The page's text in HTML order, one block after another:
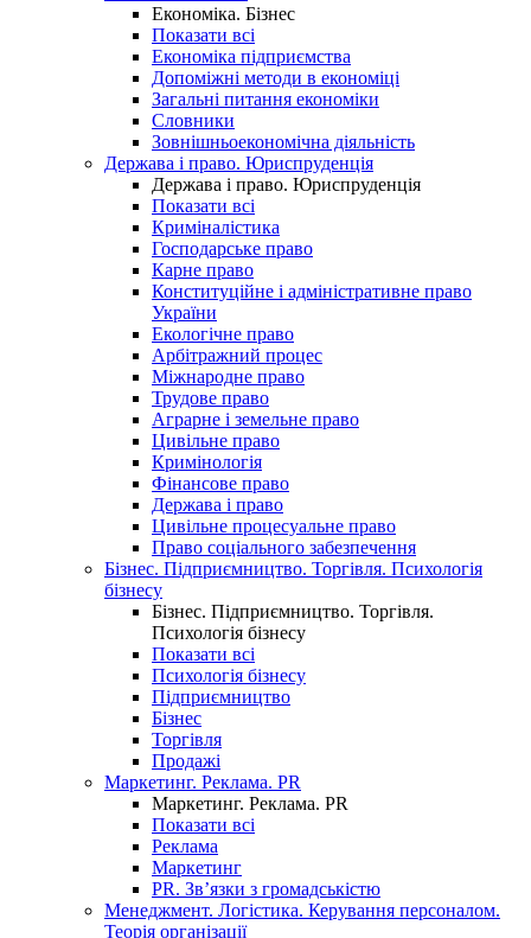
Економіка. Бізнес
Показати всі
Економіка підприємства
Допоміжні методи в економіці
Загальні питання економіки
Словники
Зовнішньоекономічна діяльність
Держава і право. Юриспруденція
Держава і право. Юриспруденція
Показати всі
Криміналістика
Господарське право
Карне право
Конституційне і адміністративне право
України
Екологічне право
Арбітражний процес
Міжнародне право
Трудове право
Аграрне і земельне право
Цивільне право
Кримінологія
Фінансове право
Держава і право
Цивільне процесуальне право
Право соціального забезпечення
Бізнес. Підприємництво. Торгівля. Психологія
бізнесу
Бізнес. Підприємництво. Торгівля.
Психологія бізнесу
Показати всі
Психологія бізнесу
Підприємництво
Бізнес
Торгівля
Продажі
Маркетинг. Реклама. PR
Маркетинг. Реклама. PR
Показати всі
Реклама
Маркетинг
PR. Зв’язки з громадськістю
Менеджмент. Логістика. Керування персоналом.
Теорія організації